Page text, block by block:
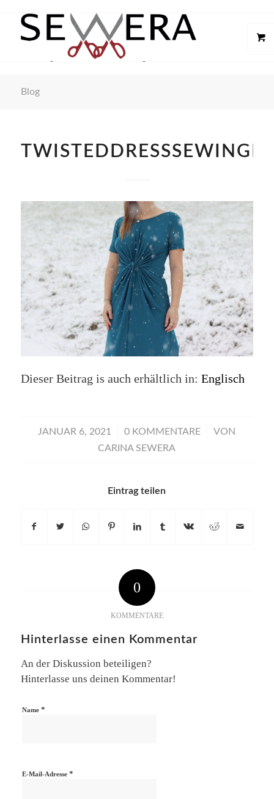
Blog
Dieser Beitrag is auch erhältlich in: Englisch
JANUAR 6, 2021
/ 0 KOMMENTARE
/
VON
CARINA SEWERA
Eintrag teilen
0
KOMMENTARE
Hinterlasse einen Kommentar
An der Diskussion beteiligen?
Hinterlasse uns deinen Kommentar!
Name *
E-Mail-Adresse *